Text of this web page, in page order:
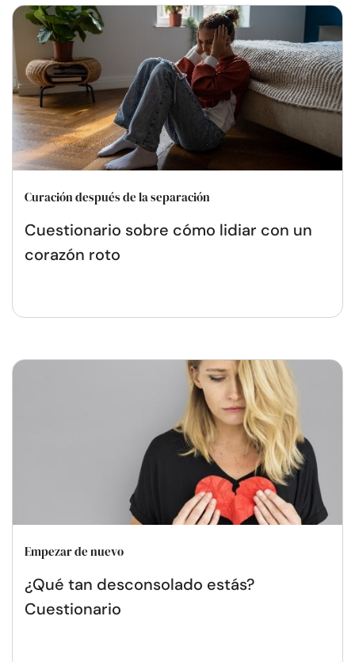
Curación después de la separación
Cuestionario sobre cómo lidiar con un
corazón roto
Empezar de nuevo
¿Qué tan desconsolado estás?
Cuestionario